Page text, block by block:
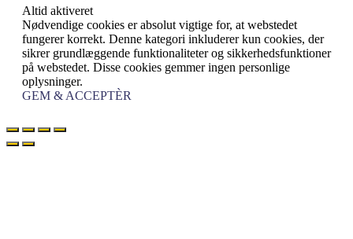
Altid aktiveret
Nødvendige cookies er absolut vigtige for, at webstedet
fungerer korrekt. Denne kategori inkluderer kun cookies, der
sikrer grundlæggende funktionaliteter og sikkerhedsfunktioner
på webstedet. Disse cookies gemmer ingen personlige
oplysninger.
GEM & ACCEPTÈR